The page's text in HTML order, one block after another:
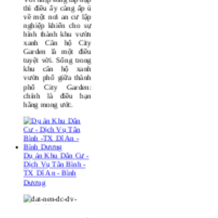
Con người ai cũng
hướng đến một sự
thanh bình, an lành.
Với nhịp sống tấp nập
thì điều ấy càng ấp ủ
về một nơi an cư lập
nghiệp khiến cho sự
hình thành khu vườn
xanhCăn hộ City
Gardenlà một điều
tuyệt vời. Sống trong
khu căn hộ xanh
vườn phố giữa thành
phốCity Garden
chính là điều bạn
hằng mong ước.
Dụ án Khu Dân Cư -
Dịch Vụ Tân Bình -
TX Dĩ An - Bình
Khu căn hộ Happy
Valley mở bán đợt